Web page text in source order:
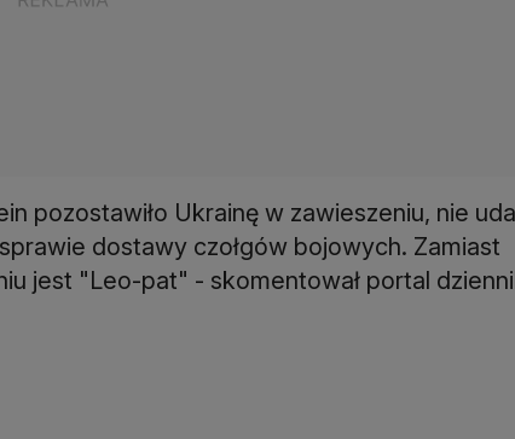
pozostawiło Ukrainę w zawieszeniu, nie
dostawy czołgów bojowych. Zamiast
jest "Leo-pat" - skomentował portal